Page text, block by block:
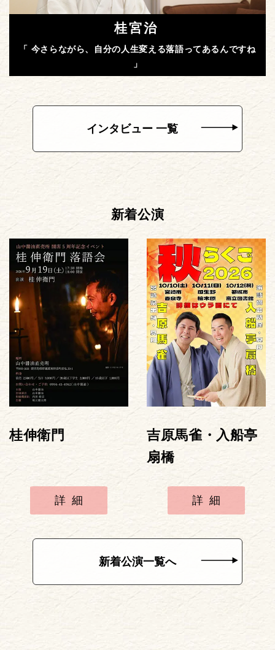
桂宮治
「 今さらながら、自分の人生変える落語ってあるんですね
」
インタビュー 一覧
新着公演
桂伸衛門
詳細
吉原馬雀・入船亭
扇橋
詳細
新着公演一覧へ